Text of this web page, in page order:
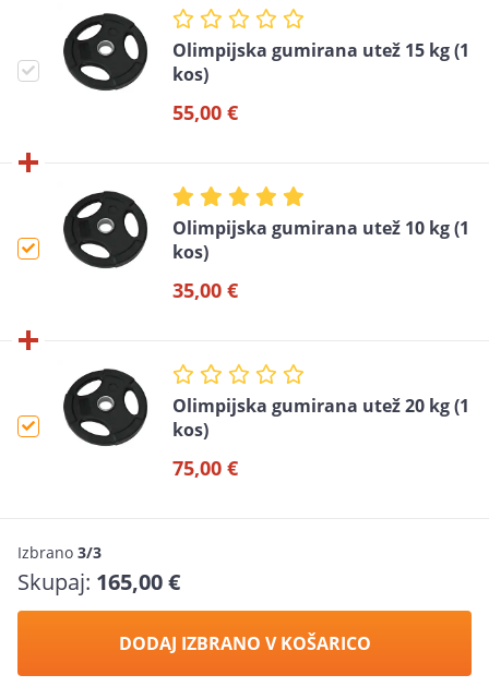
Olimpijska gumirana utež 15 kg (1
kos)
55,00 €
Olimpijska gumirana utež 10 kg (1
kos)
35,00 €
Olimpijska gumirana utež 20 kg (1
kos)
75,00 €
Izbrano 3/3
Skupaj: 165,00 €
DODAJ IZBRANO V KOŠARICO